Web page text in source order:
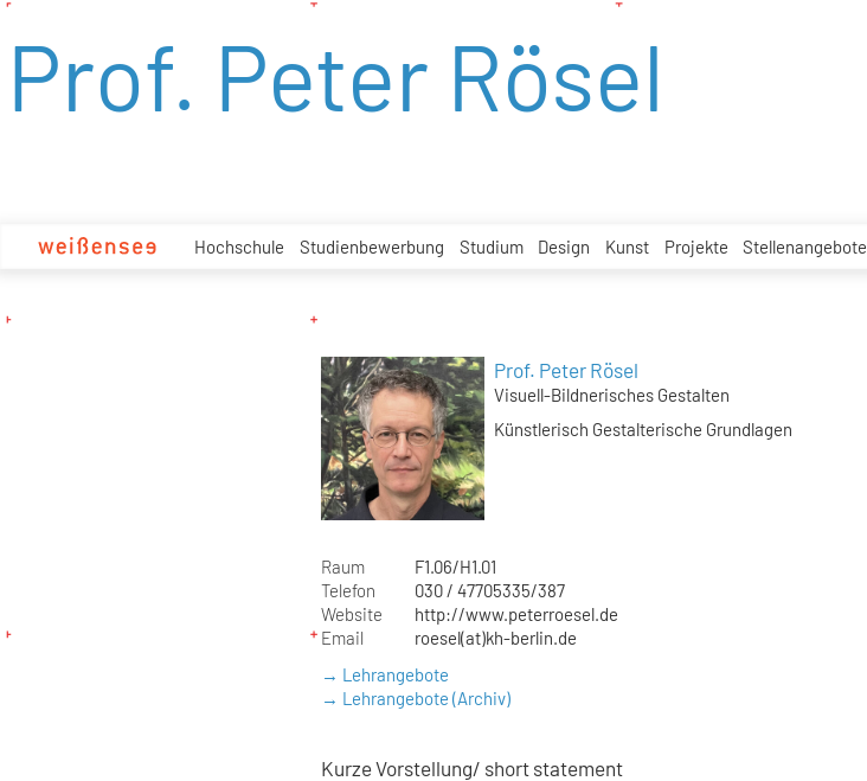
zum
Hochschule Studienbewerbung Studium Design Kunst Projekte Stellenangebote
Prof. Peter Rösel
Prof. Peter Rösel
Visuell-Bildnerisches Gestalten
Künstlerisch Gestalterische Grundlagen
Raum
F1.06/H1.01
Telefon
030 / 47705335/387
Website
http://www.peterroesel.de
Email
roesel(at)kh-berlin.de
→ Lehrangebote
→ Lehrangebote (Archiv)
Kurze Vorstellung/ short statement